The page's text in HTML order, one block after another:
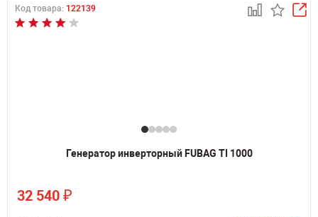
Код товара: 122139
Генератор инверторный FUBAG TI 1000
32 540 ₽